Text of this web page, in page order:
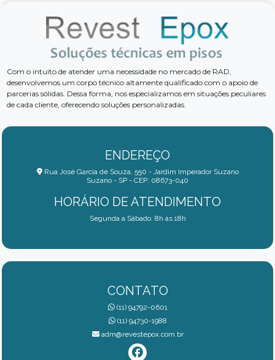
PRÁTICO E EFICAZ
PARA REVITALIZAÇÃO
PARA SUCESSO
DE ESTACIONAMENTO
PROJETOS CRIATIVOS
PARA ESCOLHA E USO
REVESTIMENTOS AUTONIVELANTES: O GUIA COMPLETO
QUE VOCÊ PRECISA
Com o intuito de atender uma necessidade no mercado de RAD,
desenvolvemos um corpo técnico altamente qualificado com o apoio de
parcerias sólidas. Dessa forma, nos especializamos em situações peculiares
de cada cliente, oferecendo soluções personalizadas.
ENDEREÇO
Rua José Garcia de Souza, 550 - Jardim Imperador Suzano
Suzano - SP - CEP: 08673-040
HORÁRIO DE ATENDIMENTO
Segunda a Sábado: 8h às 18h
CONTATO
(11) 94792-0601
(11) 94730-1988
adm@revestepox.com.br